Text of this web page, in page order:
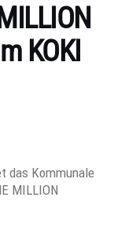
KOKI
das Kommunale
MILLION